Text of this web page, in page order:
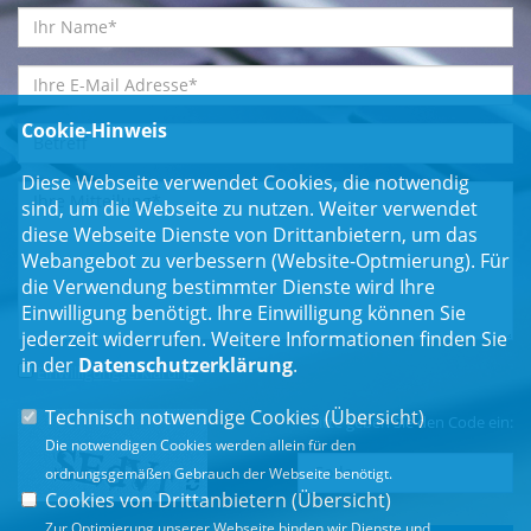
Einwilligungserklärung*
Bitte geben Sie den Code ein:
Cookie-Hinweis
Diese Webseite verwendet Cookies, die notwendig
sind, um die Webseite zu nutzen. Weiter verwendet
diese Webseite Dienste von Drittanbietern, um das
Webangebot zu verbessern (Website-Optmierung). Für
die Verwendung bestimmter Dienste wird Ihre
Einwilligung benötigt. Ihre Einwilligung können Sie
jederzeit widerrufen. Weitere Informationen finden Sie
in der Datenschutzerklärung.
Technisch notwendige Cookies (Übersicht)
Die notwendigen Cookies werden allein für den
ordnungsgemäßen Gebrauch der Webseite benötigt.
Cookies von Drittanbietern (Übersicht)